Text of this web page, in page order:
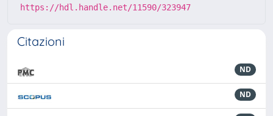
https://hdl.handle.net/11590/323947
Citazioni
ND
ND